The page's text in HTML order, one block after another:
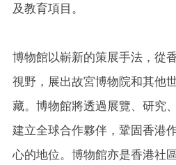
及教育項目。
博物館以嶄新的策展手法，從
視野，展出故宮博物院和其他
藏。博物館將透過展覽、研究
建立全球合作夥伴，鞏固香港
心的地位。博物館亦是香港社